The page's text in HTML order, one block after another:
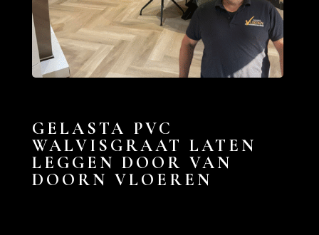
GELASTA PVC
WALVISGRAAT LATEN
LEGGEN DOOR VAN
DOORN VLOEREN